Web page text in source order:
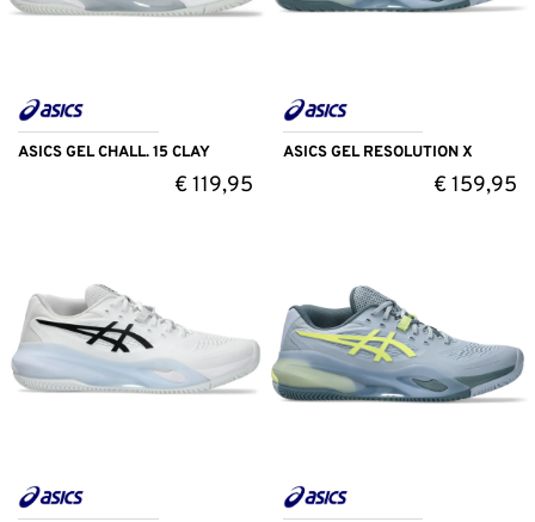
ASICS GEL CHALL. 15 CLAY
€119,95
ASICS GEL RESOLUTION X
€159,95